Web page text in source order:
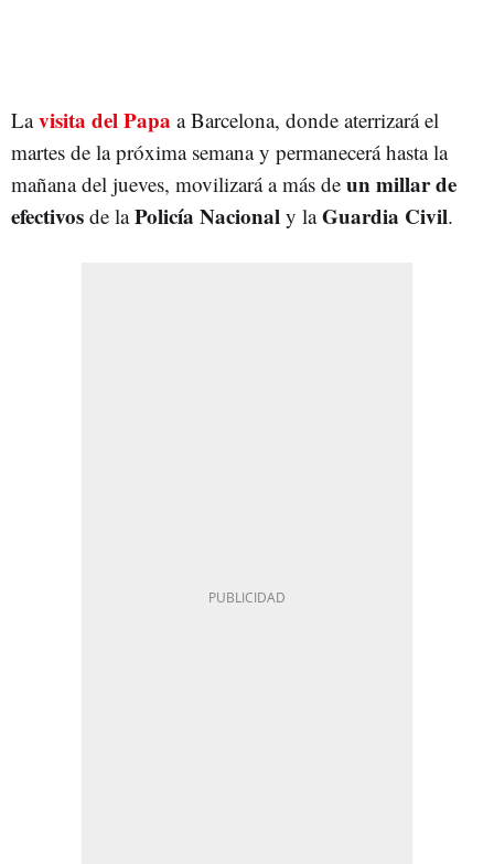
Lavisita del Papa a Barcelona, donde aterrizará el
martes de la próxima semana y permanecerá hasta la
mañana del jueves, movilizará a más de un millar de
efectivos de laPolicía Nacional y laGuardia Civil.